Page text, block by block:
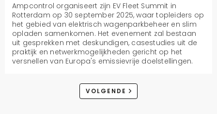
Ampcontrol organiseert zijn EV Fleet Summit in
Rotterdam op 30 september 2025, waar topleiders op
het gebied van elektrisch wagenparkbeheer en slim
opladen samenkomen. Het evenement zal bestaan
uit gesprekken met deskundigen, casestudies uit de
praktijk en netwerkmogelijkheden gericht op het
versnellen van Europa's emissievrije doelstellingen.
VOLGENDE